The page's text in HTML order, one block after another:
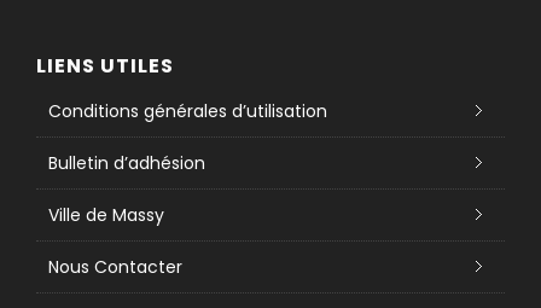
LIENS UTILES
Conditions générales d’utilisation
Bulletin d’adhésion
Ville de Massy
Nous Contacter